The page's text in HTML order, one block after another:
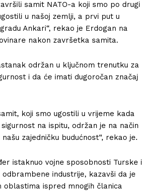
samit NATO-a koji smo po drugi
u našoj zemlji, a prvi put u
Ankari“, rekao je Erdogan na
nakon završetka samita.
održan u ključnom trenutku za
i da će imati dugoročan značaj
koji smo ugostili u vrijeme kada
na ispitu, održan je na način
zajedničku budućnost“, rekao je.
istaknuo vojne sposobnosti Turske i
industrije, kazavši da je
oblastima ispred mnogih članica